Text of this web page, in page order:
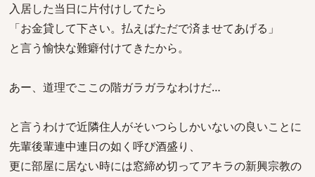
入居した当日に片付けしてたら
「お金貸して下さい。払えばただで済ませてあげる」
と言う愉快な難癖付けてきたから。
あー、道理でここの階ガラガラなわけだ…
と言うわけで近隣住人がそいつらしかいないの良いことに
先輩後輩連中連日の如く呼び酒盛り、
更に部屋に居ない時には窓締め切ってアキラの新興宗教の